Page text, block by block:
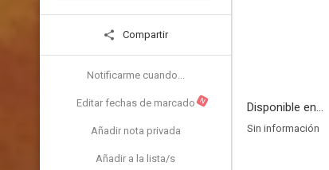
Compartir
Notificarme cuando...
Editar fechas de marcado N
Añadir nota privada
Añadir a la lista/s
Disponible en...
Sin información